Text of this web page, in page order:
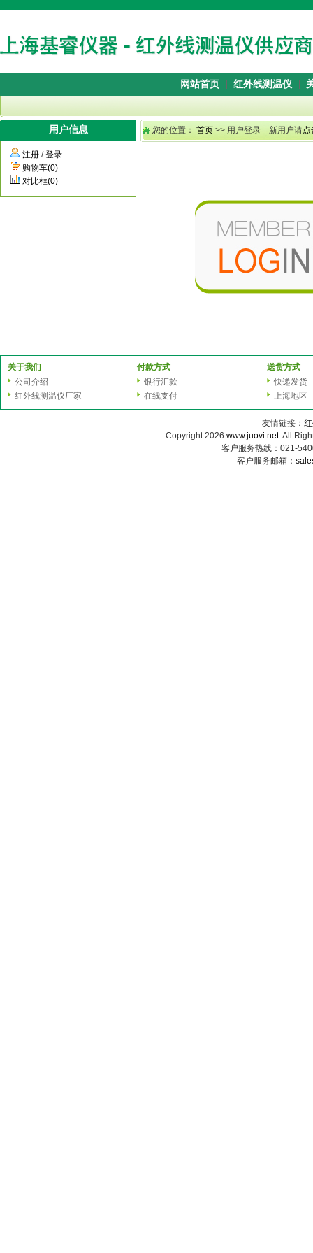
网站首页 红外线测温仪
用户信息
注册 /登录
购物车(0)
对比框(0)
您的位置： 首页 >> 用户登录 新用户请点
关于我们
公司介绍
红外线测温仪厂家
付款方式
银行汇款
在线支付
送货方式
快递发货
上海地区
友情链接：
Copyright 2026 www.juovi.net. All
客户服务热线：021-
客户服务邮箱：